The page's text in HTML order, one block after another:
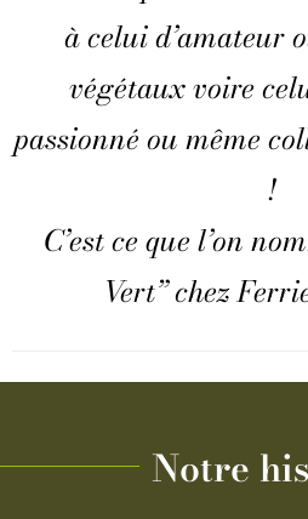
à celui d’amateur
végétaux voire
passionné ou même
!
C’est ce que l’on
Vert” chez
Notre